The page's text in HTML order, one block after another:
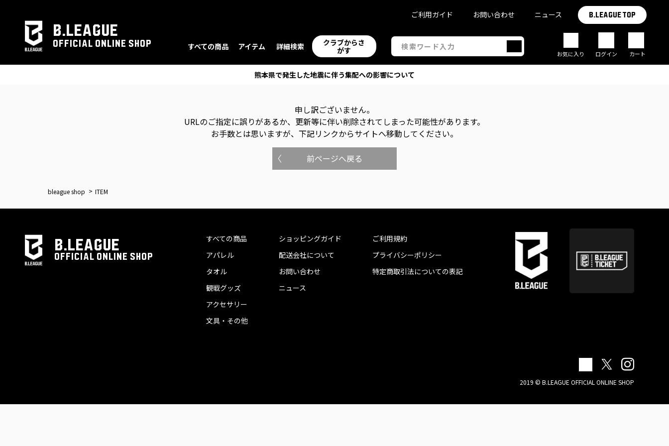
B.LEAGUE
OFFICIAL ONLINE SHOP すべての商品 アイテム 詳細検索
クラブからさ
がす
ご利用ガイド お問い合わせ ニュース B.LEAGUE TOP
お気に入り ログイン カート
熊本県で発生した地震に伴う集配への影響について
申し訳ございません。
URLのご指定に誤りがあるか、更新等に伴い削除されてしまった可能性があります。
お手数とは思いますが、下記リンクからサイトへ移動してください。
前ページへ戻る
bleague shop ITEM
B.LEAGUE
OFFICIAL ONLINE SHOP
すべての商品
アパレル
タオル
観戦グッズ
アクセサリー
文具・その他
ショッピングガイド
配送会社について
お問い合わせ
ニュース
ご利用規約
プライバシーポリシー
特定商取引法についての表記
2019 © B.LEAGUE OFFICIAL ONLINE SHOP